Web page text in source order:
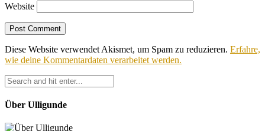
Website
Diese Website verwendet Akismet, um Spam zu reduzieren. Erfahre,
wie deine Kommentardaten verarbeitet werden.
Über Ulligunde